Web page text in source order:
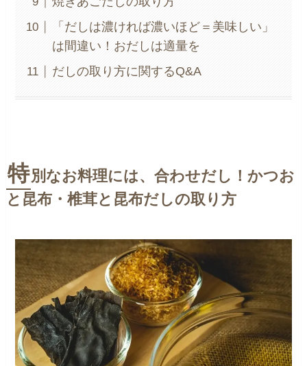
「だしは濃ければ濃いほど＝美味しい」
は間違い！おだしは適量を
だしの取り方に関するQ&A
特別なお料理には、合わせだし！かつお
と昆布・椎茸と昆布だしの取り方